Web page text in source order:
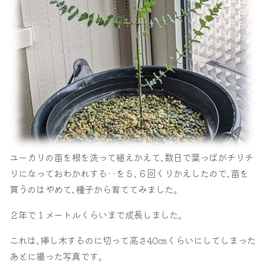
ユーカリの苗を根を洗って植えかえて､数日で葉っぱがチリチ
リになっておわかれする‥を５､６回くりかえしたので､苗を
買うのはやめて､種子から育ててみました｡
２年で１メートルくらいまで成長しました｡
これは､挿し木するのに切って高さ40㎝くらいにしてしまった
あとに撮った写真です｡